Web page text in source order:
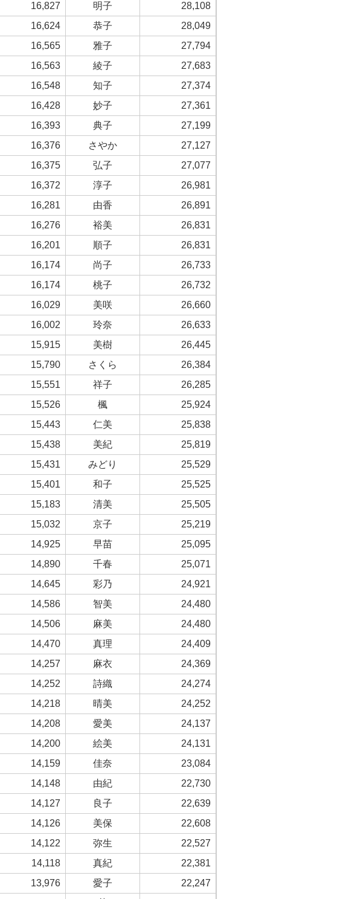
16,827 明子
28,108
16,624 恭子
28,049
16,565 雅子
27,794
16,563 綾子
27,683
16,548 知子
27,374
16,428 妙子
27,361
16,393 典子
27,199
16,376 さやか
27,127
16,375 弘子
27,077
16,372 淳子
26,981
16,281 由香
26,891
16,276 裕美
26,831
16,201 順子
26,831
16,174 尚子
26,733
16,174 桃子
26,732
16,029 美咲
26,660
16,002 玲奈
26,633
15,915 美樹
26,445
15,790 さくら
26,384
15,551 祥子
26,285
15,526 楓
25,924
15,443 仁美
25,838
15,438 美紀
25,819
15,431 みどり
25,529
15,401 和子
25,525
15,183 清美
25,505
15,032 京子
25,219
14,925 早苗
25,095
14,890 千春
25,071
14,645 彩乃
24,921
14,586 智美
24,480
14,506 麻美
24,480
14,470 真理
24,409
14,257 麻衣
24,369
14,252 詩織
24,274
14,218 晴美
24,252
14,208 愛美
24,137
14,200 絵美
24,131
14,159 佳奈
23,084
14,148 由紀
22,730
14,127 良子
22,639
14,126 美保
22,608
14,122 弥生
22,527
14,118 真紀
22,381
13,976 愛子
22,247